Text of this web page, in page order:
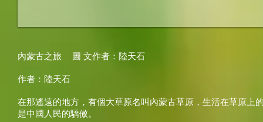
內蒙古之旅 圖 文作者：陸天石
作者：陸天石
在那遙遠的地方，有個大草原名叫內蒙古草原，生活在草原上
是中國人民的驕傲。